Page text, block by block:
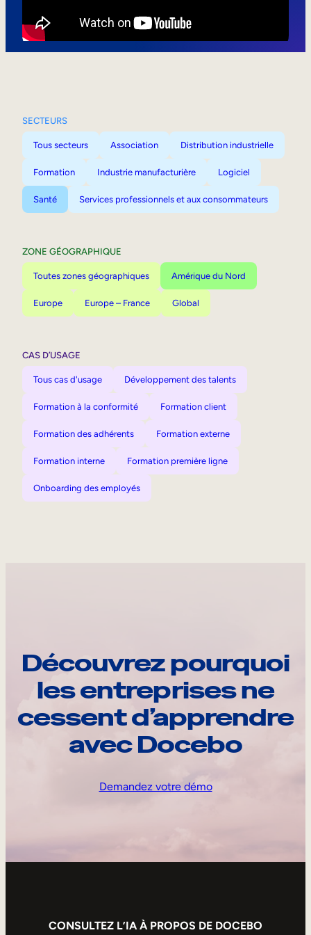
SECTEURS
Tous secteurs Association Distribution industrielle
Formation Industrie manufacturière Logiciel
Santé Services professionnels et aux consommateurs
ZONE GÉOGRAPHIQUE
Toutes zones géographiques Amérique du Nord
Europe Europe – France Global
CAS D’USAGE
Tous cas d'usage Développement des talents
Formation à la conformité Formation client
Formation des adhérents Formation externe
Formation interne Formation première ligne
Onboarding des employés
Découvrez pourquoi
les entreprises ne
cessent d’apprendre
avec Docebo
Demandez votre démo
CONSULTEZ L’IA À PROPOS DE DOCEBO